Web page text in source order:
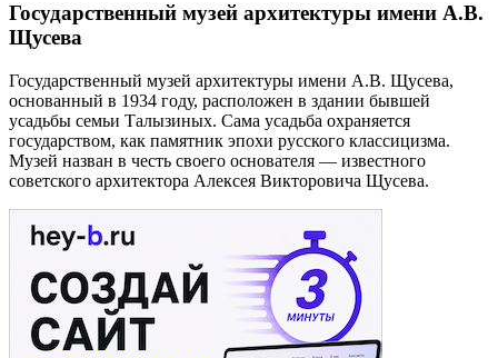
Государственный музей архитектуры имени А.В.
Щусева
Государственный музей архитектуры имени А.В. Щусева,
основанный в 1934 году, расположен в здании бывшей
усадьбы семьи Талызиных. Сама усадьба охраняется
государством, как памятник эпохи русского классицизма.
Музей назван в честь своего основателя — известного
советского архитектора Алексея Викторовича Щусева.